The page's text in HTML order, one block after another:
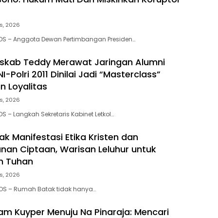
2026
– Anggota Dewan Pertimbangan Presiden…
Teddy Merawat Jaringan Alumni
Polri 2011 Dinilai Jadi “Masterclass”
Loyalitas
2026
– Langkah Sekretaris Kabinet Letkol…
Manifestasi Etika Kristen dan
Ciptaan, Warisan Leluhur untuk
Tuhan
2026
– Rumah Batak tidak hanya…
Kuyper Menuju Na Pinaraja: Mencari